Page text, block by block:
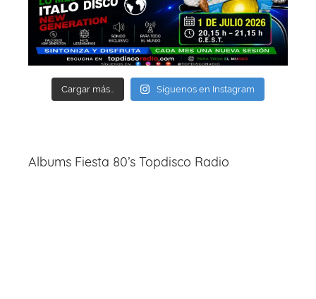
Cargar más... Síguenos en Instagram
Albums Fiesta 80’s Topdisco Radio